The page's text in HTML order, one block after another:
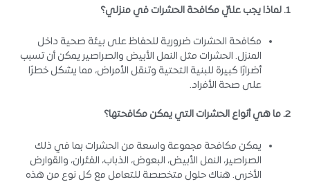
1. لماذا يجب عليّ مكافحة الحشرات في منزلي؟
مكافحة الحشرات ضرورية للحفاظ على بيئة صحية داخل
المنزل. الحشرات مثل النمل الأبيض والصراصير يمكن أن تسبب
أضرارًا كبيرة للبنية التحتية وتنقل الأمراض، مما يشكل خطرًا
على صحة الأفراد.
2. ما هي أنواع الحشرات التي يمكن مكافحتها؟
يمكن مكافحة مجموعة واسعة من الحشرات بما في ذلك
الصراصير، النمل الأبيض، البعوض، الذباب، الفئران، والقوارض
الأخرى. هناك حلول متخصصة للتعامل مع كل نوع من هذه